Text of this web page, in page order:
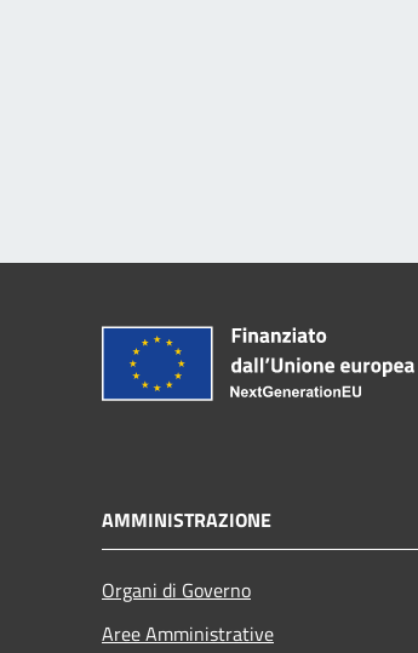
AMMINISTRAZIONE
Organi di Governo
Aree Amministrative